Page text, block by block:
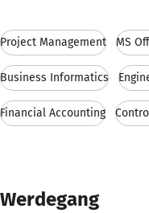
Project Management MS
Business Informatics
Financial Accounting
Werdegang